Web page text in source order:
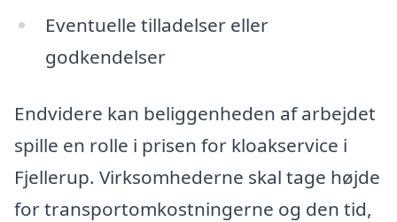
Eventuelle tilladelser eller
godkendelser
Endvidere kan beliggenheden af arbejdet
spille en rolle i prisen for kloakservice i
Fjellerup. Virksomhederne skal tage højde
for transportomkostningerne og den tid,